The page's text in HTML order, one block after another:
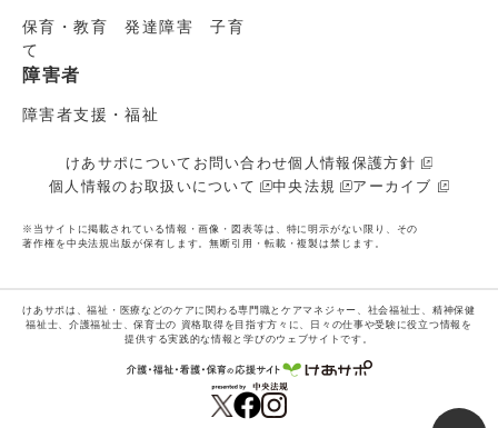
保育・教育 発達障害 子育
て
障害者
障害者支援・福祉
けあサポについて お問い合わせ個人情報保護方針
個人情報のお取扱いについて
中央法規 アーカイブ
※当サイトに掲載されている情報・画像・図表等は、特に明示がない限り、その
著作権を中央法規出版が保有します。無断引用・転載・複製は禁じます。
けあサポは、福祉・医療などのケアに関わる専門職とケアマネジャー、社会福祉士、精神保健
福祉士、介護福祉士、保育士の 資格取得を目指す方々に、日々の仕事や受験に役立つ情報を
提供する実践的な情報と学びのウェブサイトです。